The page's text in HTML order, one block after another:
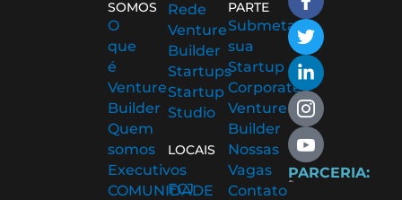
SOMOS
O
que
é
Venture
Builder
Quem
somos
Executivos
COMUNIDADE
Rede
Venture
Builder
Startups
Startup
Studio
LOCAIS
FCJ
PARTE
Submeta
sua
Startup
Corporate
Venture
Builder
Nossas
Vagas
Contato
a
c
e
b
o
o
k
-
f
w
i
t
t
e
r
i
n
k
e
d
i
n
-
i
n
c
o
n
-
i
n
s
t
a
g
c
o
n
-
y
o
u
t
u
b
PARCERIA: